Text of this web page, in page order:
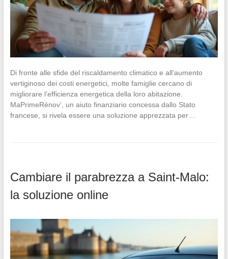
Di fronte alle sfide del riscaldamento climatico e all’aumento
vertiginoso dei costi energetici, molte famiglie cercano di
migliorare l’efficienza energetica della loro abitazione.
MaPrimeRénov’, un aiuto finanziario concessa dallo Stato
francese, si rivela essere una soluzione apprezzata per…
Cambiare il parabrezza a Saint-Malo:
la soluzione online